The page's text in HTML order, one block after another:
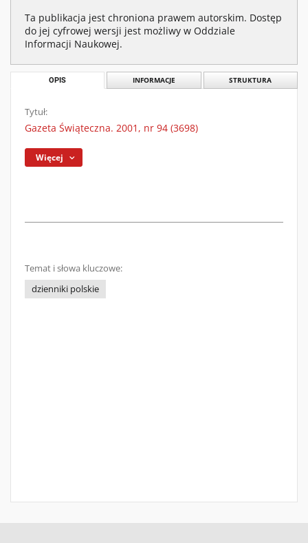
Ta publikacja jest chroniona prawem autorskim. Dostęp
do jej cyfrowej wersji jest możliwy w Oddziale
Informacji Naukowej.
OPIS INFORMACJE STRUKTURA
Tytuł:
Gazeta Świąteczna. 2001, nr 94 (3698)
Więcej
Temat i słowa kluczowe:
dzienniki polskie